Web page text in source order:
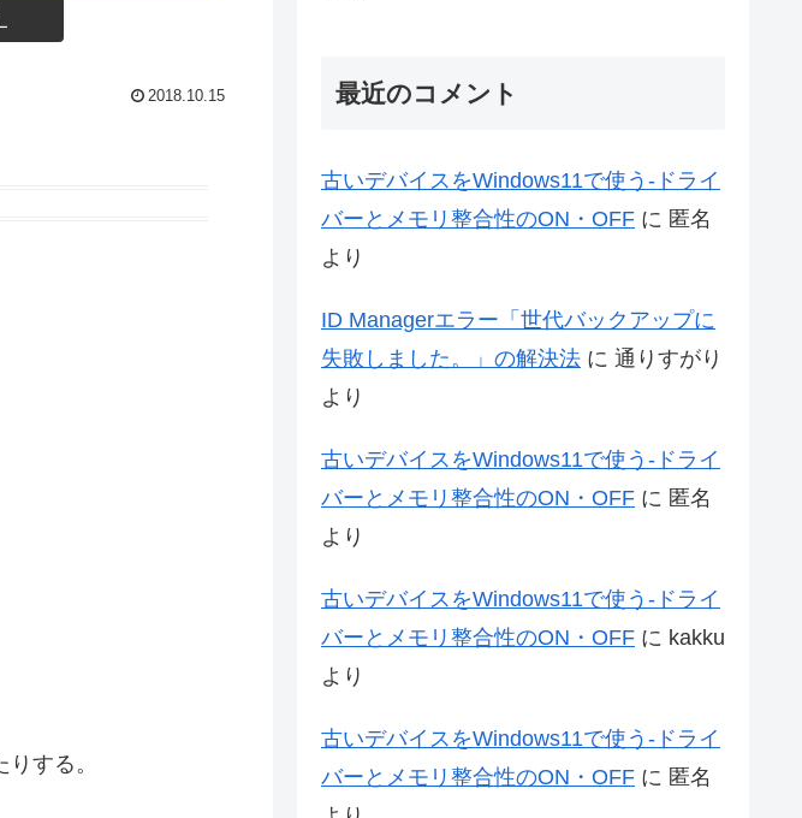
2018.10.15
する。
最近のコメント
古いデバイスをWindows11で使う-ドライ
バーとメモリ整合性のON・OFF に 匿名
より
ID Managerエラー「世代バックアップに
失敗しました。」の解決法 に 通りすがり
より
古いデバイスをWindows11で使う-ドライ
バーとメモリ整合性のON・OFF に 匿名
より
古いデバイスをWindows11で使う-ドライ
バーとメモリ整合性のON・OFF に kakku
より
古いデバイスをWindows11で使う-ドライ
バーとメモリ整合性のON・OFF に 匿名